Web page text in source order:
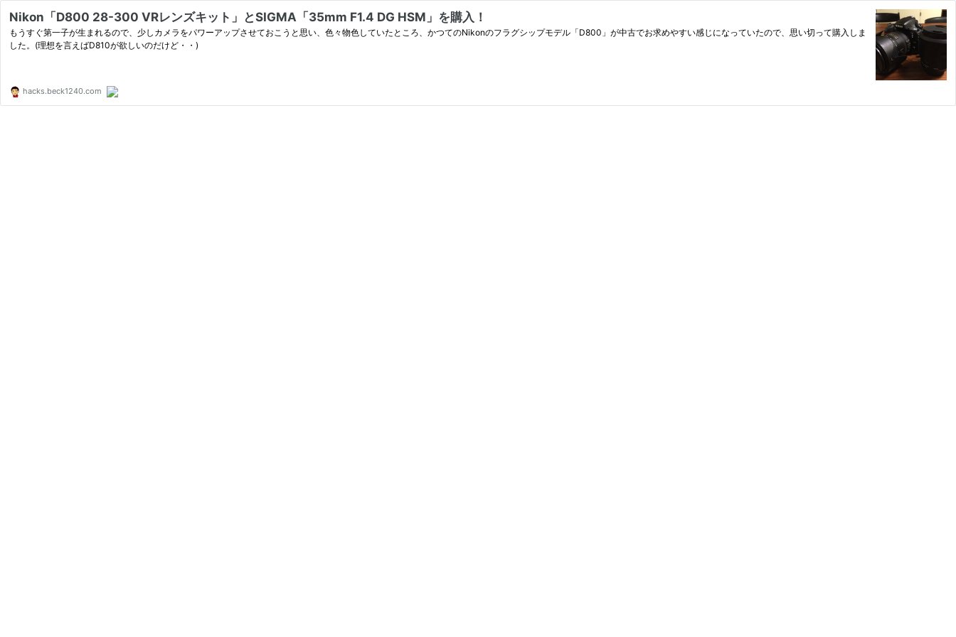
Nikon「D800 28-300 VRレンズキット」とSIGMA「35mm F1.4 DG HSM」を購入！
もうすぐ第一子が生まれるので、少しカメラをパワーアップさせておこうと思い、色々物色していたところ、かつてのNikonのフラグシップモデル「D800」が中古でお求めやすい感じになっていたので、思い切って購入しま
した。(理想を言えばD810が欲しいのだけど・・)
hacks.beck1240.com